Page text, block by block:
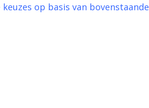
op basis van bovenstaande